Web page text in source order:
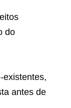
do
existentes,
antes de